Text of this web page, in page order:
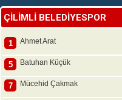
ÇİLİMLİ BELEDİYESPOR
1 Ahmet Arat
5 Batuhan Küçük
7 Mücehid Çakmak